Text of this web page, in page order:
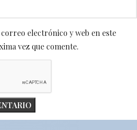
electrónico y web en este
vez que comente.